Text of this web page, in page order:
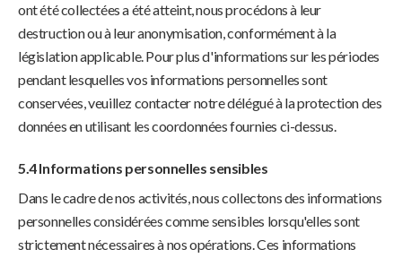
ont été collectées a été atteint, nous procédons à leur
destruction ou à leur anonymisation, conformément à la
législation applicable. Pour plus d'informations sur les périodes
pendant lesquelles vos informations personnelles sont
conservées, veuillez contacter notre délégué à la protection des
données en utilisant les coordonnées fournies ci-dessus.
5.4 Informations personnelles sensibles
Dans le cadre de nos activités, nous collectons des informations
personnelles considérées comme sensibles lorsqu'elles sont
strictement nécessaires à nos opérations. Ces informations